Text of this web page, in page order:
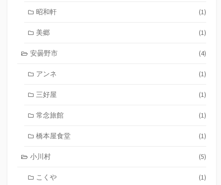
昭和軒 (1)
美郷 (1)
安曇野市 (4)
アンネ (1)
三好屋 (1)
常念旅館 (1)
橋本屋食堂 (1)
小川村 (5)
こくや (1)